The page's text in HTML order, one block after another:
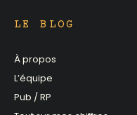
LE BLOG
À propos
L’équipe
Pub / RP